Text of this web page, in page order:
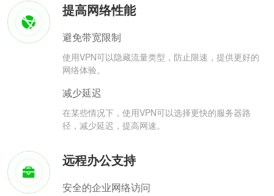
提高网络性能
避免带宽限制
使用VPN可以隐藏流量类型，防止限速，提供更好的
网络体验。
减少延迟
在某些情况下，使用VPN可以选择更快的服务器路
径，减少延迟，提高网速。
远程办公支持
安全的企业网络访问